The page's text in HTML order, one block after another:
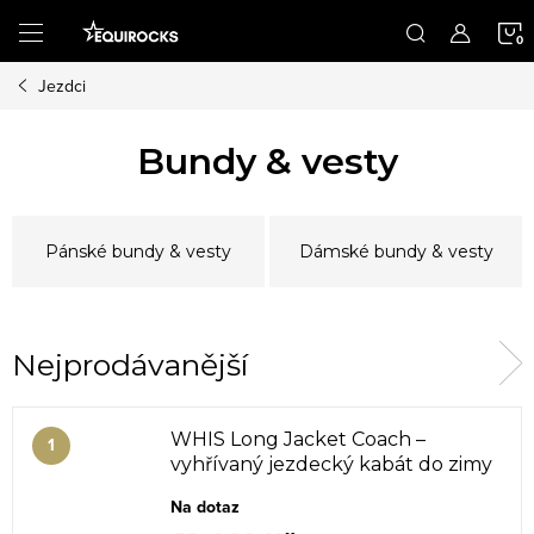
obsah
Jezdci
Bundy & vesty
Pánské bundy & vesty Dámské bundy & vesty
Nejprodávanější
WHIS Long Jacket Coach –
vyhřívaný jezdecký kabát do zimy
Na dotaz